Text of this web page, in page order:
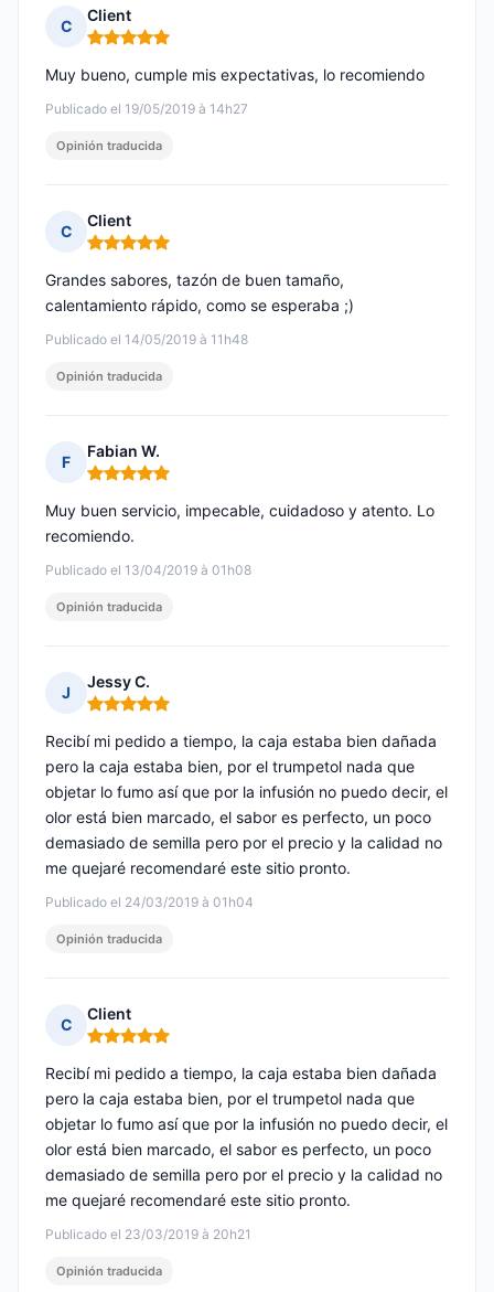
C
Client
Nota: 5 de 5
Publicado el 19/05/2019 à 14h27
Muy bueno, cumple mis expectativas, lo recomiendo
Opinión traducida
C
Client
Nota: 5 de 5
Publicado el 14/05/2019 à 11h48
Grandes sabores, tazón de buen tamaño,
calentamiento rápido, como se esperaba ;)
Opinión traducida
F
Fabian W.
Nota: 5 de 5
Publicado el 13/04/2019 à 01h08
Muy buen servicio, impecable, cuidadoso y atento. Lo
recomiendo.
Opinión traducida
J
Jessy C.
Nota: 5 de 5
Publicado el 24/03/2019 à 01h04
Recibí mi pedido a tiempo, la caja estaba bien dañada
pero la caja estaba bien, por el trumpetol nada que
objetar lo fumo así que por la infusión no puedo decir, el
olor está bien marcado, el sabor es perfecto, un poco
demasiado de semilla pero por el precio y la calidad no
me quejaré recomendaré este sitio pronto.
Opinión traducida
C
Client
Nota: 5 de 5
Publicado el 23/03/2019 à 20h21
Recibí mi pedido a tiempo, la caja estaba bien dañada
pero la caja estaba bien, por el trumpetol nada que
objetar lo fumo así que por la infusión no puedo decir, el
olor está bien marcado, el sabor es perfecto, un poco
demasiado de semilla pero por el precio y la calidad no
me quejaré recomendaré este sitio pronto.
Opinión traducida